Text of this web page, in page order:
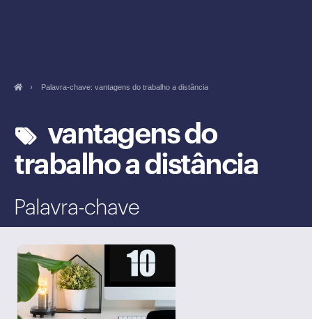
› Palavra-chave: vantagens do trabalho a distância
vantagens do
trabalho a distância
Palavra-chave